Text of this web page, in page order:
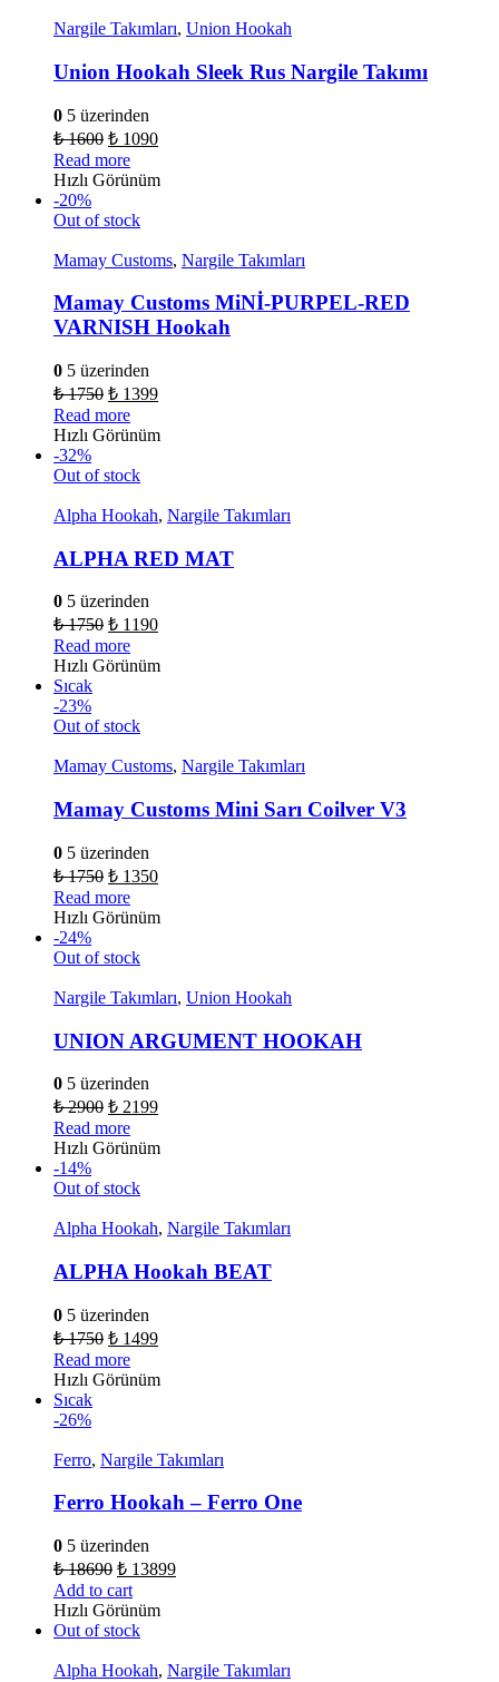
Nargile Takımları, Union Hookah
Union Hookah Sleek Rus Nargile Takımı
0 5 üzerinden
₺1600 ₺ 1090
Read more
Hızlı Görünüm
-20%
Out of stock
Mamay Customs, Nargile Takımları
Mamay Customs MiNİ-PURPEL-RED
VARNISH Hookah
0 5 üzerinden
₺1750 ₺ 1399
Read more
Hızlı Görünüm
-32%
Out of stock
Alpha Hookah, Nargile Takımları
ALPHA RED MAT
0 5 üzerinden
₺1750 ₺ 1190
Read more
Hızlı Görünüm
Sıcak
-23%
Out of stock
Mamay Customs, Nargile Takımları
Mamay Customs Mini Sarı Coilver V3
0 5 üzerinden
₺1750 ₺ 1350
Read more
Hızlı Görünüm
-24%
Out of stock
Nargile Takımları, Union Hookah
UNION ARGUMENT HOOKAH
0 5 üzerinden
₺2900 ₺ 2199
Read more
Hızlı Görünüm
-14%
Out of stock
Alpha Hookah, Nargile Takımları
ALPHA Hookah BEAT
0 5 üzerinden
₺1750 ₺ 1499
Read more
Hızlı Görünüm
Sıcak
-26%
Ferro, Nargile Takımları
Ferro Hookah – Ferro One
0 5 üzerinden
₺18690 ₺ 13899
Add to cart
Hızlı Görünüm
Out of stock
Alpha Hookah, Nargile Takımları